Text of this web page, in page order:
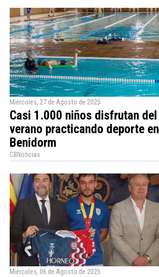
Miércoles, 27 de Agosto de 2025
Casi 1.000 niños disfrutan del
verano practicando deporte en
Benidorm
CBNoticias
Miércoles, 06 de Agosto de 2025